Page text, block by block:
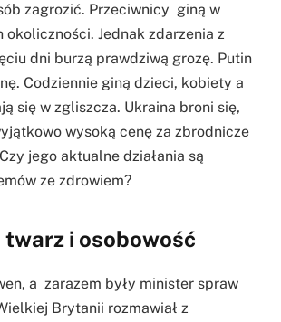
zagrozić. Przeciwnicy giną w
okoliczności. Jednak zdarzenia z
dni burzą prawdziwą grozę. Putin
Codziennie giną dzieci, kobiety a
się w zgliszcza. Ukraina broni się,
wysoką cenę za zbrodnicze
jego aktualne działania są
ze zdrowiem?
twarz i osobowość
a zarazem były minister spraw
Brytanii rozmawiał z